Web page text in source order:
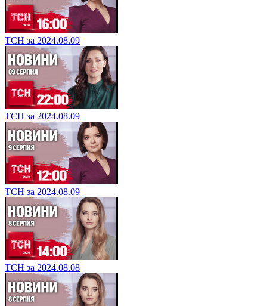
ТСН за 2024.08.09
ТСН за 2024.08.09
ТСН за 2024.08.09
ТСН за 2024.08.08